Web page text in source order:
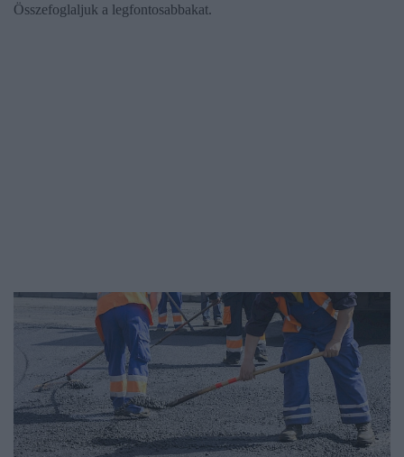
Összefoglaljuk a legfontosabbakat.